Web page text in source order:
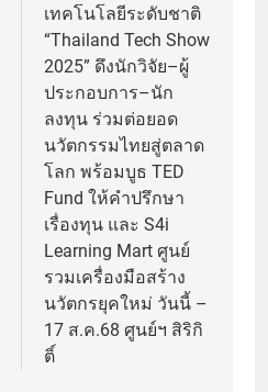
เทคโนโลยีระดับชาติ
“Thailand Tech Show
2025” ดึงนักวิจัย–ผู้
ประกอบการ–นัก
ลงทุน ร่วมต่อยอด
นวัตกรรมไทยสู่ตลาด
โลก พร้อมบูธ TED
Fund ให้คำปรึกษา
เรื่องทุน และ S4i
Learning Mart ศูนย์
รวมเครื่องมือสร้าง
นวัตกรยุคใหม่ วันนี้ –
17 ส.ค.68 ศูนย์ฯ สิริกิ
ติ์